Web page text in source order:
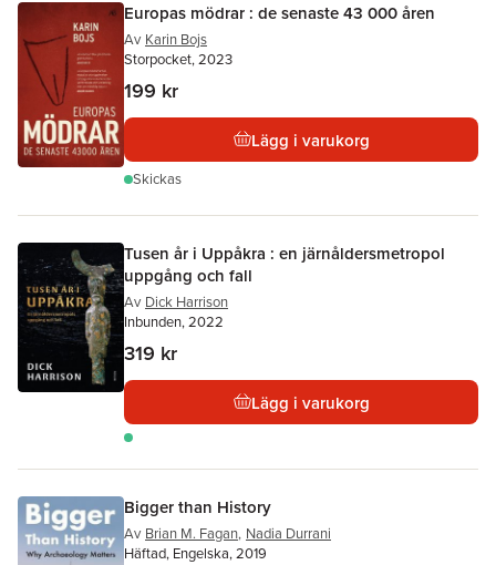
Europas mödrar : de senaste 43 000 åren
Av Karin Bojs
Storpocket, 2023
199 kr
Lägg i varukorg
Skickas
Tusen år i Uppåkra : en järnåldersmetropol
uppgång och fall
Av Dick Harrison
Inbunden, 2022
319 kr
Lägg i varukorg
Bigger than History
Av Brian M. Fagan, Nadia Durrani
Häftad, Engelska, 2019